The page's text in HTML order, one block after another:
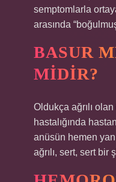
semptomlarla
arasında
BASUR
MIDIR?
Oldukça ağrılı
hastalığında
anüsün hemen
ağrılı, sert, sert bir